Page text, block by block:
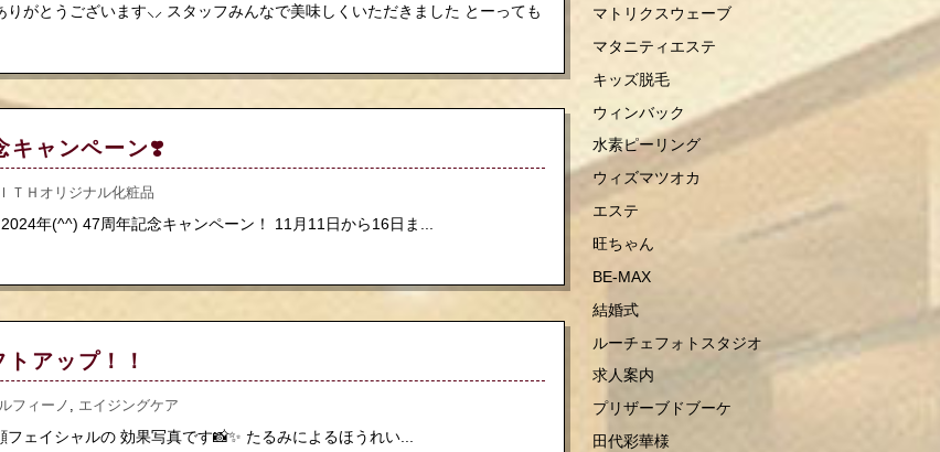
りがとうございます⸜⸝ スタッフみんなで美味しくいただきました とーっても
キャンペーン❣️
ＴＨオリジナル化粧品
年(^^) 47周年記念キャンペーン！ 11月11日から16日ま...
アップ！！
フィーノ エイジングケア
フェイシャルの 効果写真です📸✨ たるみによるほうれい...
マトリクスウェーブ
マタニティエステ
キッズ脱毛
ウィンバック
水素ピーリング
ウィズマツオカ
エステ
旺ちゃん
BE-MAX
結婚式
ルーチェフォトスタジオ
求人案内
プリザーブドブーケ
田代彩華様